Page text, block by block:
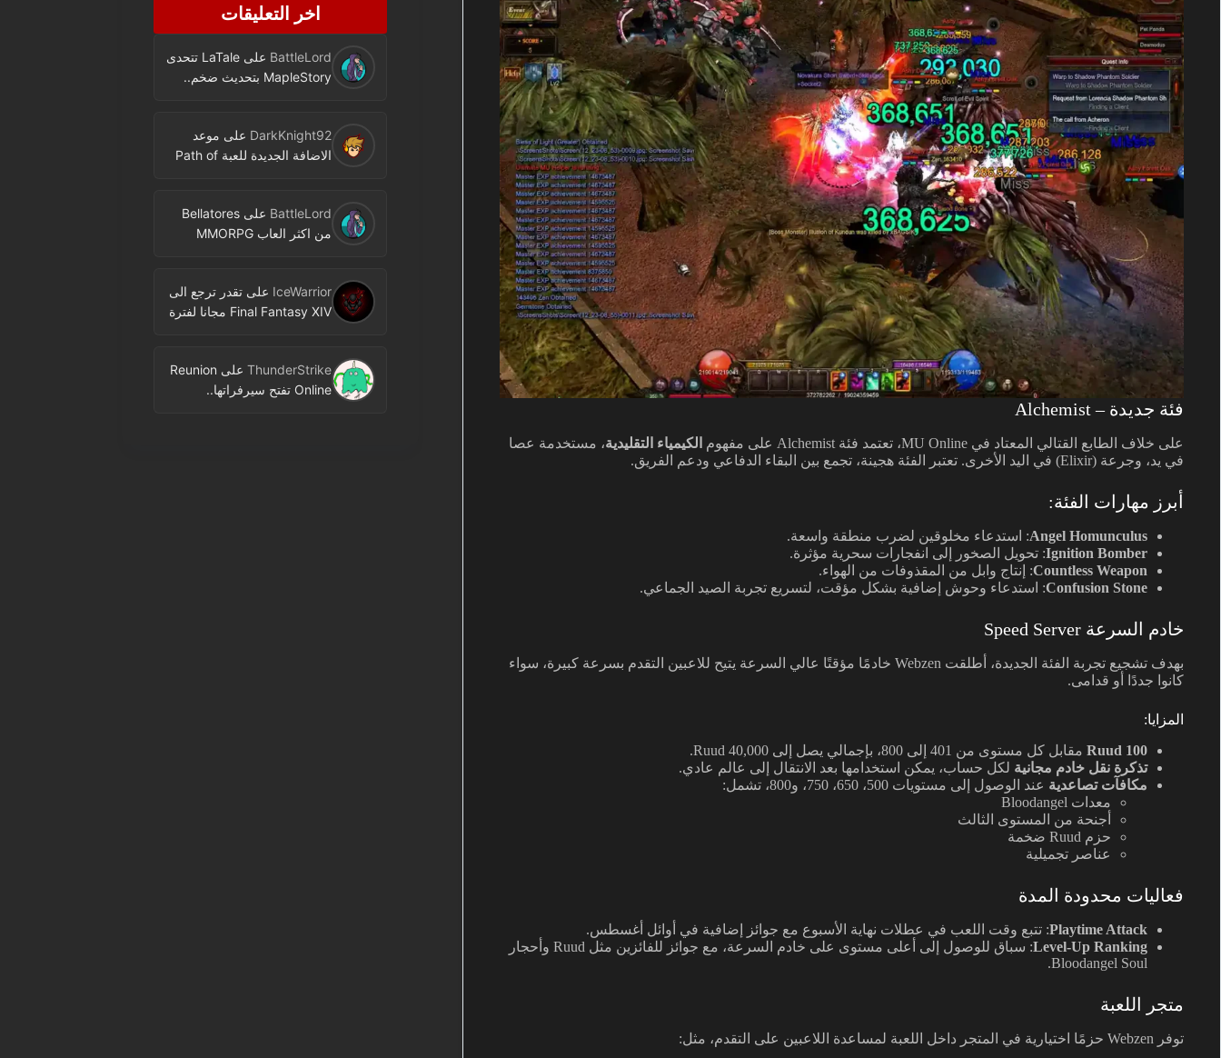
فئة جديدة – Alchemist
على خلاف الطابع القتالي المعتاد في MU Online، تعتمد فئة Alchemist على مفهوم الكيمياء التقليدية، مستخدمة عصا
في يد، وجرعة (Elixir) في اليد الأخرى. تعتبر الفئة هجينة، تجمع بين البقاء الدفاعي ودعم الفريق.
أبرز مهارات الفئة:
Angel Homunculus: استدعاء مخلوقين لضرب منطقة واسعة.
Ignition Bomber: تحويل الصخور إلى انفجارات سحرية مؤثرة.
Countless Weapon: إنتاج وابل من المقذوفات من الهواء.
Confusion Stone: استدعاء وحوش إضافية بشكل مؤقت، لتسريع تجربة الصيد الجماعي.
خادم السرعة Speed Server
بهدف تشجيع تجربة الفئة الجديدة، أطلقت Webzen خادمًا مؤقتًا عالي السرعة يتيح للاعبين التقدم بسرعة كبيرة، سواء
كانوا جددًا أو قدامى.
المزايا:
100 Ruud
مقابل كل مستوى من 401 إلى 800، بإجمالي يصل إلى 40,000 Ruud.
تذكرة نقل خادم مجانية لكل حساب، يمكن استخدامها بعد الانتقال إلى عالم عادي.
مكافآت تصاعدية عند الوصول إلى مستويات 500، 650، 750، و800، تشمل:
معدات Bloodangel
أجنحة من المستوى الثالث
حزم Ruud ضخمة
عناصر تجميلية
فعاليات محدودة المدة
Playtime Attack: تتبع وقت اللعب في عطلات نهاية الأسبوع مع جوائز إضافية في أوائل أغسطس.
Level-Up Ranking
: سباق للوصول إلى أعلى مستوى على خادم السرعة، مع جوائز للفائزين مثل Ruud وأحجار
Bloodangel Soul.
متجر اللعبة
توفر Webzen حزمًا اختيارية في المتجر داخل اللعبة لمساعدة اللاعبين على التقدم، مثل:
اخر التعليقات
BattleLord على
LaTale تتحدى
MapleStory بتحديث ضخم..
DarkKnight92 على موعد
الاضافة الجديدة للعبة Path of
BattleLord علىBellatores
من اكثر العاب MMORPG
النشر
IceWarrior علىتقدر ترجع الى
Final Fantasy XIV مجانا لفترة
ThunderStrike على Reunion
Online تفتح سيرفراتها..